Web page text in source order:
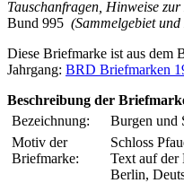
Tauschanfragen, Hinweise
Bund 995 (Sammelgebiet
Diese Briefmarke ist aus dem
Jahrgang: BRD Briefmarken
Beschreibung der
Bezeichnung:
Burgen und
Motiv der
Briefmarke:
Schloss
Text auf der
Berlin,